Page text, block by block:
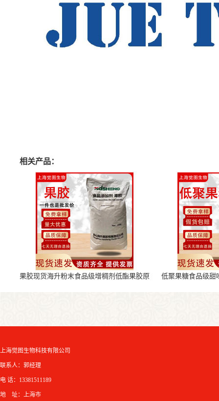
相关产品：
果胶现货海升粉末食品级增稠剂低酯果胶原
低聚果糖食品级甜
上海觉图生物科技有限公司
联系人：郭经理
电 话：13381511189
地 址：上海市